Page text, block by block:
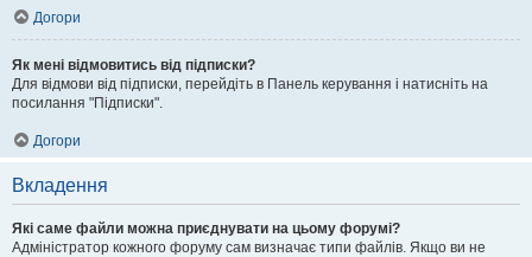
Догори
Як мені відмовитись від підписки?
Для відмови від підписки, перейдіть в Панель керування і натисніть на
посилання "Підписки".
Догори
Вкладення
Які саме файли можна приєднувати на цьому форумі?
Адміністратор кожного форуму сам визначає типи файлів. Якщо ви не